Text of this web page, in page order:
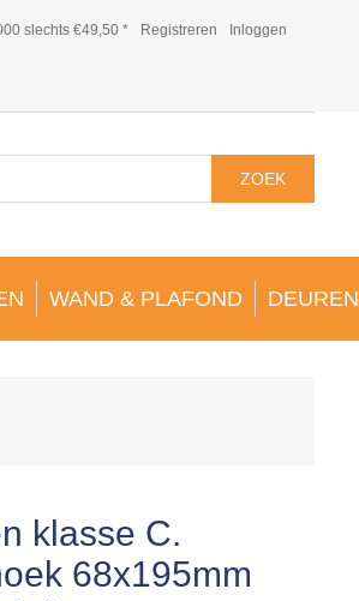
slechts €49,50 * Registreren Inloggen
ZOEK
WAND & PLAFOND DEUREN
klasse C.
68x195mm